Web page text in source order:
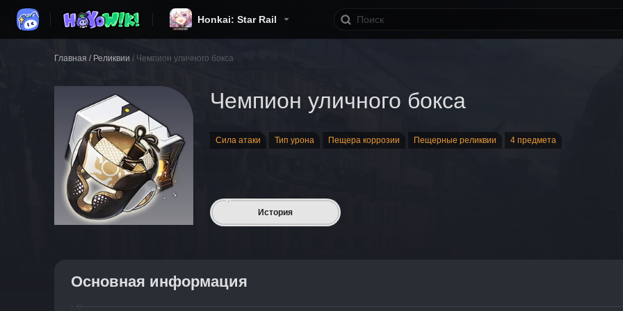
Honkai: Star Rail
Главная / Реликвии / Чемпион уличного бокса
Чемпион уличного бокса
Сила атаки Тип урона Пещера коррозии Пещерные реликвии 4 предмета
История
Основная информация